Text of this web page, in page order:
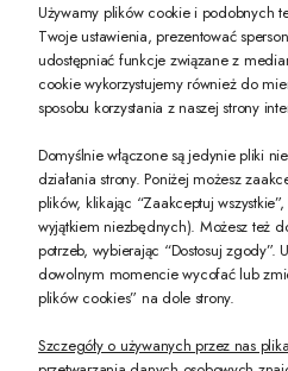
PREZENT DLA CIEBIE!
-10% na pierwsze zakupy na
Twoje dane będą przetwarzane zgodnie
POKAŻ PEŁNĄ
Używamy plików cookie i podobnych
Twoje ustawienia, prezentować
udostępniać funkcje związane z
cookie wykorzystujemy również do
sposobu korzystania z naszej strony
Domyślnie włączone są jedynie pliki
działania strony. Poniżej możesz
plików, klikając “Zaakceptuj
wyjątkiem niezbędnych). Możesz też
potrzeb, wybierając “Dostosuj zgody”.
dowolnym momencie wycofać lub
plików cookies” na dole strony.
Szczegóły o używanych przez nas